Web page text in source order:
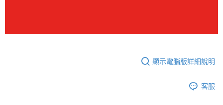
顯示電腦版詳細說明
客服